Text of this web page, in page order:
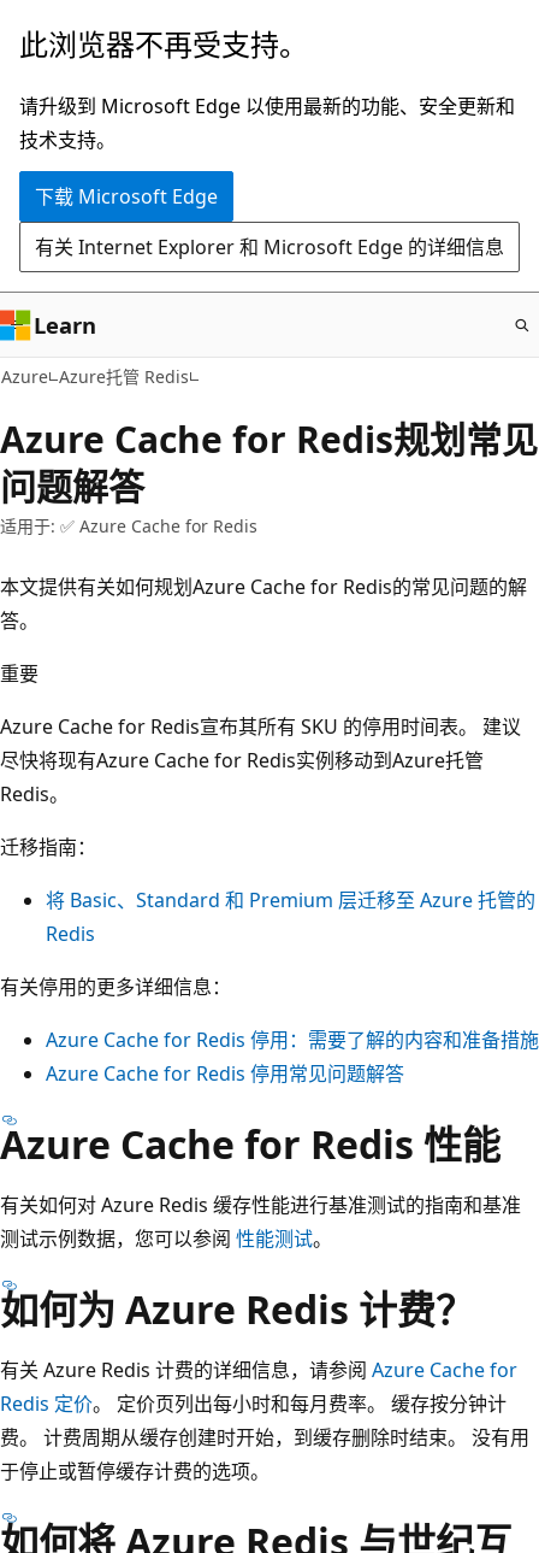
跳
主
要
内
此浏览器不再受支持。
请升级到 Microsoft Edge 以使用最新的功能、安全更新和
技术支持。
下载 Microsoft Edge
有关 Internet Explorer 和 Microsoft Edge 的详细信息
Learn
Azure Azure托管 Redis
Azure Cache for Redis规划常见
问题解答
适用于: ✅ Azure Cache for Redis
本文提供有关如何规划Azure Cache for Redis的常见问题的解
答。
重要
Azure Cache for Redis宣布其所有 SKU 的停用时间表。 建议
尽快将现有Azure Cache for Redis实例移动到Azure托管
Redis。
迁移指南：
将 Basic、Standard 和 Premium 层迁移至 Azure 托管的
Redis
有关停用的更多详细信息：
Azure Cache for Redis 停用：需要了解的内容和准备措施
Azure Cache for Redis 停用常见问题解答
Azure Cache for Redis 性能
有关如何对 Azure Redis 缓存性能进行基准测试的指南和基准
测试示例数据，您可以参阅 性能测试。
如何为 Azure Redis 计费？
有关 Azure Redis 计费的详细信息，请参阅 Azure Cache for
Redis 定价。 定价页列出每小时和每月费率。 缓存按分钟计
费。 计费周期从缓存创建时开始，到缓存删除时结束。 没有用
于停止或暂停缓存计费的选项。
如何将 Azure Redis 与世纪互